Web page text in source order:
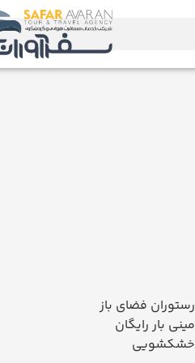
رستوران فضای باز
مینی بار رایگان
خشکشویی